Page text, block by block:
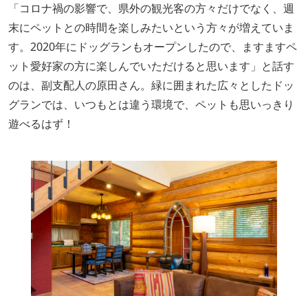
「コロナ禍の影響で、県外の観光客の方々だけでなく、週
末にペットとの時間を楽しみたいという方々が増えていま
す。2020年にドッグランもオープンしたので、ますますペ
ット愛好家の方に楽しんでいただけると思います」と話す
のは、副支配人の原田さん。緑に囲まれた広々としたドッ
グランでは、いつもとは違う環境で、ペットも思いっきり
遊べるはず！